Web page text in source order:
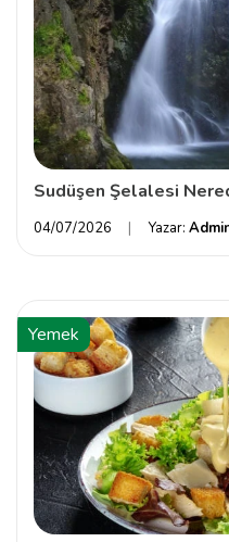
Sudüşen Şelalesi
04/07/2026 Yazar:
Yemek